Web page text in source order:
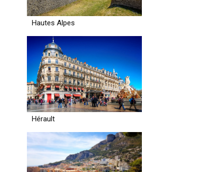
Hautes Alpes
Hérault